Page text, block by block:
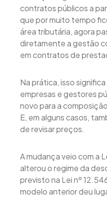
contratos públicos a
que por muito tempo
área tributária, agora
diretamente a gestão
em contratos de
Na prática, isso
empresas e gestores
novo para a
E, em alguns casos,
de revisar preços.
A mudança veio com a
alterou o regime da
previsto na Lei nº
modelo anterior deu